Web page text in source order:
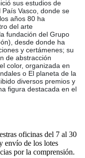
sus estudios de
Vasco, donde se
años 80 ha
del arte
fundación del Grupo
desde donde ha
y certámenes; su
de abstracción
color, organizada en
o El planeta de la
diversos premios y
figura destacada en el
oficinas del 7 al 30
envío de los lotes
por la comprensión.